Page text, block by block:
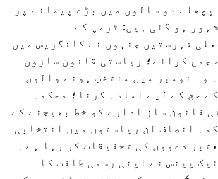
دو سالوں میں بڑے پیمانے پر
ہو گئی ہیں: ٹرمپ کے
فہرستیں جنہوں نے کانگریس میں
جمع کرائے؛ ریاستی قانون سازوں
وہ نومبر میں منتخب ہونے والوں
حق کے لیے آمادہ کرنا؛ محکمہ
قانون ساز ادارے کو خط بھیجنے کے
انصاف ان ریاستوں میں انتخابی
دعووں کی تحقیقات کر رہا ہے۔
پینس نے اپنی رسمی طاقت کا